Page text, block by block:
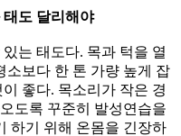
도 달리해야
는 태도다. 목과 턱을 열
소보다 한 톤 가량 높게 잡
좋다. 목소리가 작은 경
도록 꾸준히 발성연습을
하기 위해 온몸을 긴장하